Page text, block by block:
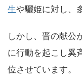
生や驪姫に対し、
しかし、晋の献公
に行動を起こし奚
位させています。